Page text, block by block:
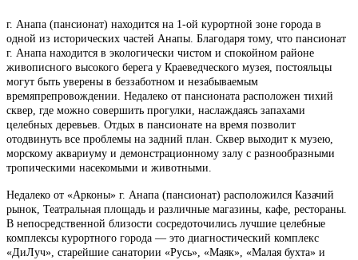
г. Анапа (пансионат) находится на 1-ой курортной зоне города в
одной из исторических частей Анапы. Благодаря тому, что пансионат
г. Анапа находится в экологически чистом и спокойном районе
живописного высокого берега у Краеведческого музея, постояльцы
могут быть уверены в беззаботном и незабываемым
времяпрепровождении. Недалеко от пансионата расположен тихий
сквер, где можно совершить прогулки, наслаждаясь запахами
целебных деревьев. Отдых в пансионате на время позволит
отодвинуть все проблемы на задний план. Сквер выходит к музею,
морскому аквариуму и демонстрационному залу с разнообразными
тропическими насекомыми и животными.
Недалеко от «Арконы» г. Анапа (пансионат) расположился Казачий
рынок, Театральная площадь и различные магазины, кафе, рестораны.
В непосредственной близости сосредоточились лучшие целебные
комплексы курортного города — это диагностический комплекс
«ДиЛуч», старейшие санатории «Русь», «Маяк», «Малая бухта» и